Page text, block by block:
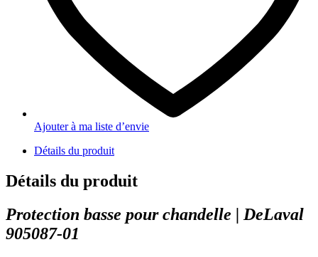
Ajouter à ma liste d’envie
Détails du produit
Détails du produit
Protection basse pour chandelle | DeLaval
905087-01